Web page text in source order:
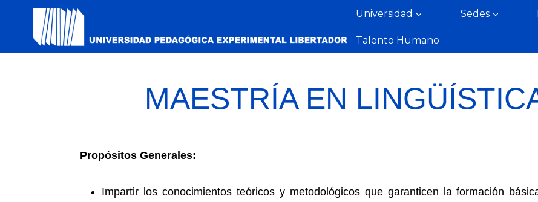
Universidad Sedes
Talento Humano
MAESTRÍA EN
Propósitos Generales:
Impartir los conocimientos teóricos y metodológicos que garanticen la formación